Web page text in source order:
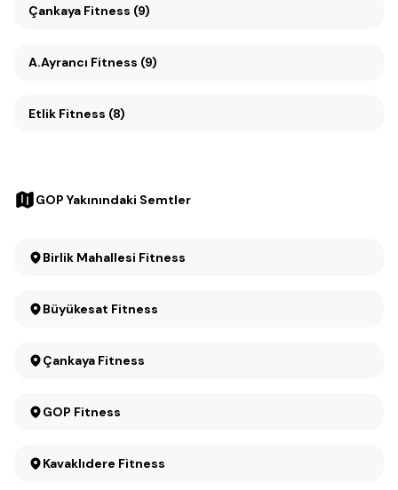
Çankaya Fitness (9)
A.Ayrancı Fitness (9)
Etlik Fitness (8)
GOP Yakınındaki Semtler
Birlik Mahallesi Fitness
Büyükesat Fitness
Çankaya Fitness
GOP Fitness
Kavaklıdere Fitness